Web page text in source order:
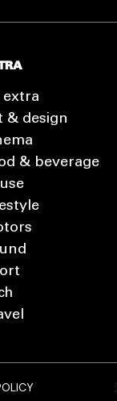
extra
& design
& beverage